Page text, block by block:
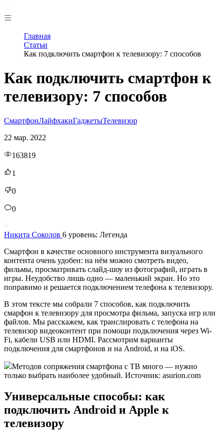
Главная
Статьи
Как подключить смартфон к телевизору: 7 способов
Как подключить смартфон к
телевизору: 7 способов
СмартфонЛайфхакиГаджетыТелевизор
22 мар. 2022
163819
1
0
0
Никита Соколов 6 уровень: Легенда
Смартфон в качестве основного инструмента визуального
контента очень удобен: на нём можно смотреть видео,
фильмы, просматривать слайд-шоу из фотографий, играть в
игры. Неудобство лишь одно — маленький экран. Но это
поправимо и решается подключением телефона к телевизору.
В этом тексте мы собрали 7 способов, как подключить
смарфон к телевизору для просмотра фильма, запуска игр или
файлов. Мы расскажем, как транслировать с телефона на
телевизор видеоконтент при помощи подключения через Wi-
Fi, кабели USB или HDMI. Рассмотрим варианты
подключения для смартфонов и на Android, и на iOS.
Методов сопряжения смартфона с ТВ много — нужно
только выбрать наиболее удобный. Источник: asurion.com
Универсальные способы: как
подключить Android и Apple к
телевизору